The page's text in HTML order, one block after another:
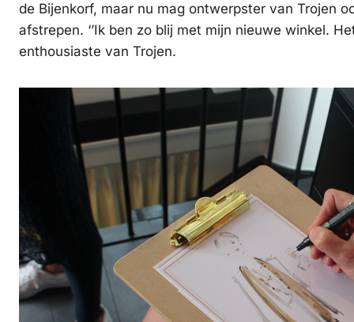
de Bijenkorf, maar nu mag ontwerpster van Trojen
afstrepen. ‘’Ik ben zo blij met mijn nieuwe winkel.
enthousiaste van Trojen.